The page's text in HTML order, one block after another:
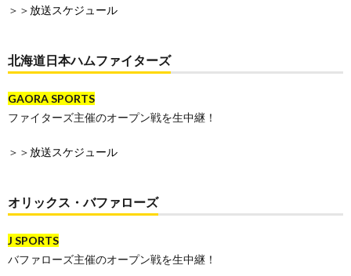
＞＞放送スケジュール
北海道日本ハムファイターズ
GAORA SPORTS
ファイターズ主催のオープン戦を生中継！
＞＞放送スケジュール
オリックス・バファローズ
J SPORTS
バファローズ主催のオープン戦を生中継！